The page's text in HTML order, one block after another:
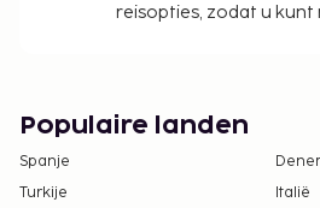
reisopties, zodat u kunt
Populaire landen
Spanje
Turkije
Italië